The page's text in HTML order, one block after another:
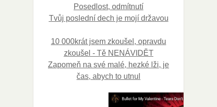
Posedlost, odmítnutí
Tvůj poslední dech je mojí državou
10 000krát jsem zkoušel, opravdu
zkoušel - Tě NENÁVIDĚT
Zapomeň na své malé, hezké lži, je
čas, abych to utnul